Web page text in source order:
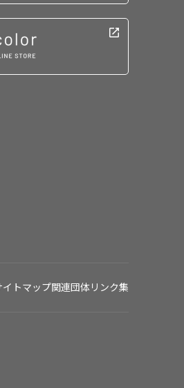
イトマップ関連団体リンク集